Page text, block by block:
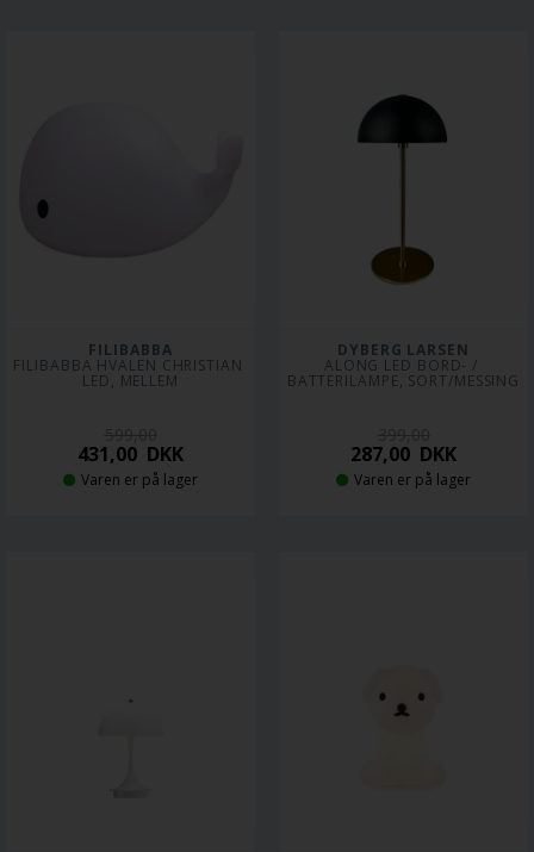
FILIBABBA
FILIBABBA HVALEN CHRISTIAN
LED, MELLEM
431,00 DKK
Varen er på lager
DYBERG LARSEN
ALONG LED BORD- /
BATTERILAMPE, SORT/MESSING
287,00 DKK
Varen er på lager